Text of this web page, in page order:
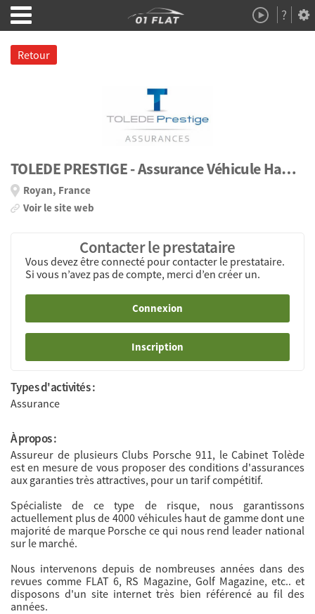
?
Démo
Retour
TOLEDE PRESTIGE - Assurance Véhicule Haut de Gamme
Royan, France
Voir le site web
Contacter le prestataire
Vous devez être connecté pour contacter le prestataire.
Si vous n’avez pas de compte, merci d’en créer un.
Connexion
Inscription
Types d'activités :
Assurance
À propos :
Assureur de plusieurs Clubs Porsche 911, le Cabinet Tolède
est en mesure de vous proposer des conditions d'assurances
aux garanties très attractives, pour un tarif compétitif.
Spécialiste de ce type de risque, nous garantissons
actuellement plus de 4000 véhicules haut de gamme dont une
majorité de marque Porsche ce qui nous rend leader national
sur le marché.
Nous intervenons depuis de nombreuses années dans des
revues comme FLAT 6, RS Magazine, Golf Magazine, etc.. et
disposons d'un site internet très bien référencé au fil des
années.